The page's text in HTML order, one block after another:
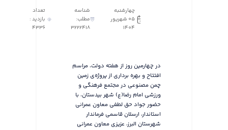
چهارشنبه
05 شهریور
1404
شناسه
مطلب:
3222418
تعداد
بازدید :
4336
در چهارمین روز از هفته دولت، مراسم
افتتاح و بهره برداری از پروژه‌ی زمین
چمن مصنوعی در مجتمع فرهنگی و
ورزشی امام رضا(ع) شهر بیدستان، با
حضور جواد حق لطفی معاون عمرانی
استاندار، ارسلان قاسمی فرماندار
شهرستان البرز، عزیزی معاون عمرانی